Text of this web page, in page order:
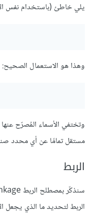
يلي خاطئ (باستخدام نفس
وهذا هو الاستعمال الصحيح:
وتختفي الأسماء المُصرّح
مستقل تمامًا عن أي محدد
الربط
الربط لتحديد ما الذي يجعل